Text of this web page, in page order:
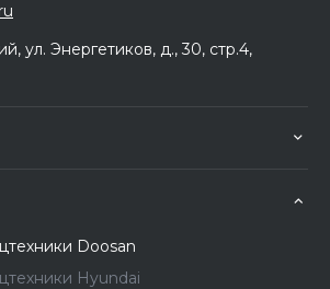
ул. Энергетиков, д., 30, стр.4,
Doosan
Hyundai